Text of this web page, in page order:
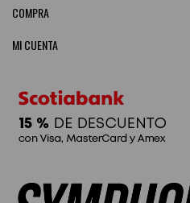
MI CUENTA
COMPRA